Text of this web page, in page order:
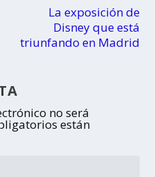
La exposición de
Disney que está
triunfando en Madrid
no será
están